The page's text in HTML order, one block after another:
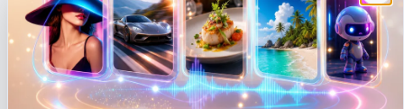
Plateforme française de création de
contenu avec l’IA. Demandez, Roboto crée.
DÉCOUVRIR
Prompts
COMPTE
Connexion